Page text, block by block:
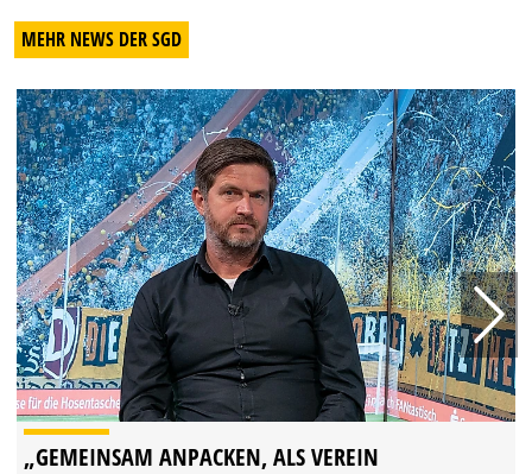
MEHR NEWS DER SGD
„GEMEINSAM ANPACKEN, ALS VEREIN